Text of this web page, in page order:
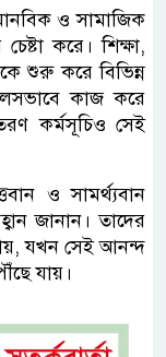
ও সামাজিক
করে। শিক্ষা,
শুরু করে বিভিন্ন
কাজ করে
কর্মসূচিও সেই
ও সামর্থ্যবান
জানান। তাদের
যখন সেই আনন্দ
যায়।